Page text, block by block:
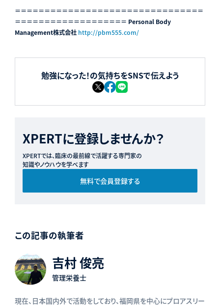
＝＝＝＝＝＝＝＝＝＝＝＝＝＝＝＝＝＝＝＝＝＝＝＝＝＝＝＝＝＝＝＝
＝＝＝＝＝＝＝＝＝＝＝＝＝＝＝＝＝＝＝ Personal Body
Management株式会社 http://pbm555.com/
勉強になった！の気持ちをSNSで伝えよう
XPERTに登録しませんか？
XPERTでは、臨床の最前線で活躍する専門家の
知識やノウハウを学べます
無料で会員登録する
この記事の執筆者
吉村 俊亮
管理栄養士
現在、日本国内外で活動をしており、福岡県を中心にプロアスリー